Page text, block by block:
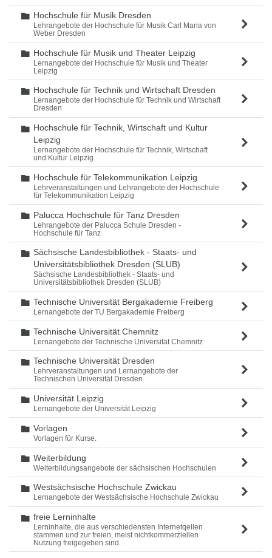
Ordner
Hochschule für Musik Dresden
Lehrangebote der Hochschule für Musik Carl Maria von
Weber Dresden
Ordner
Hochschule für Musik und Theater Leipzig
Lernangebote der Hochschule für Musik und Theater
Leipzig
Ordner
Hochschule für Technik und Wirtschaft Dresden
Lernangebote der Hochschule für Technik und Wirtschaft
Dresden
Ordner
Hochschule für Technik, Wirtschaft und Kultur
Leipzig
Lernangebote der Hochschule für Technik, Wirtschaft
und Kultur Leipzig
Ordner
Hochschule für Telekommunikation Leipzig
Lehrveranstaltungen und Lehrangebote der Hochschule
für Telekommunikation Leipzig
Ordner
Palucca Hochschule für Tanz Dresden
Lehrangebote der Palucca Schule Dresden -
Hochschule für Tanz
Ordner
Sächsische Landesbibliothek - Staats- und
Universitätsbibliothek Dresden (SLUB)
Sächsische Landesbibliothek - Staats- und
Universitätsbibliothek Dresden (SLUB)
Ordner
Technische Universität Bergakademie Freiberg
Lernangebote der TU Bergakademie Freiberg
Ordner
Technische Universität Chemnitz
Lernangebote der Technische Universität Chemnitz
Ordner
Technische Universität Dresden
Lehrveranstaltungen und Lernangebote der
Technischen Universität Dresden
Ordner
Universität Leipzig
Lernangebote der Universität Leipzig
Ordner
Vorlagen
Vorlagen für Kurse.
Ordner
Weiterbildung
Weiterbildungsangebote der sächsischen Hochschulen
Ordner
Westsächsische Hochschule Zwickau
Lernangebote der Westsächsische Hochschule Zwickau
Ordner
freie Lerninhalte
Lerninhalte, die aus verschiedensten Internetqellen
stammen und zur freien, meist nichtkommerziellen
Nutzung freigegeben sind.